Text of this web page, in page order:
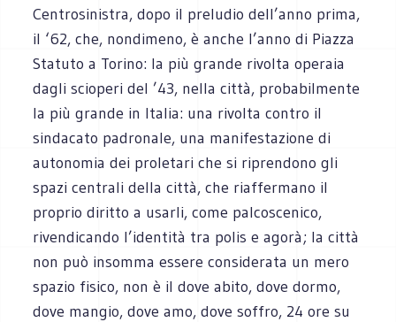
Centrosinistra, dopo il preludio dell’anno prima,
il ‘62, che, nondimeno, è anche l’anno di Piazza
Statuto a Torino: la più grande rivolta operaia
dagli scioperi del ’43, nella città, probabilmente
la più grande in Italia: una rivolta contro il
sindacato padronale, una manifestazione di
autonomia dei proletari che si riprendono gli
spazi centrali della città, che riaffermano il
proprio diritto a usarli, come palcoscenico,
rivendicando l’identità tra polis e agorà; la città
non può insomma essere considerata un mero
spazio fisico, non è il dove abito, dove dormo,
dove mangio, dove amo, dove soffro, 24 ore su